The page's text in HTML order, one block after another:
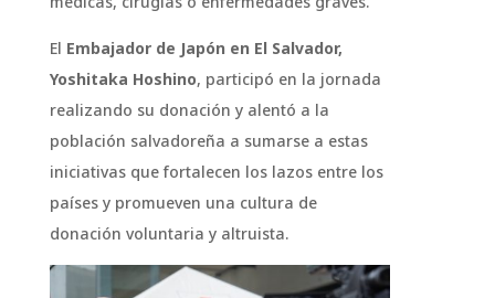
El Embajador de Japón en El Salvador,
Yoshitaka Hoshino, participó en la jornada
realizando su donación y alentó a la
población salvadoreña a sumarse a estas
iniciativas que fortalecen los lazos entre los
países y promueven una cultura de
donación voluntaria y altruista.